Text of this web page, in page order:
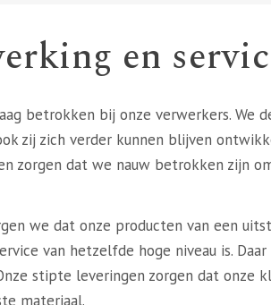
en
betrokken bij onze verwerkers. We
zij zich verder kunnen blijven
zorgen dat we nauw betrokken zijn
we dat onze producten van een
van hetzelfde hoge niveau is.
stipte leveringen zorgen dat onze
materiaal.